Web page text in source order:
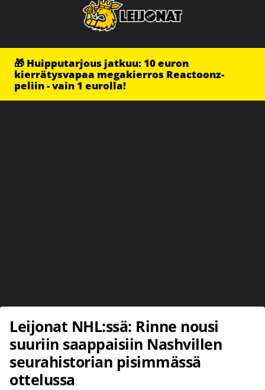
🎁 Huipputarjous jatkuu: 10 euron
kierrätysvapaa megakierros Reactoonz-
peliin - vain 1 eurolla!
Leijonat NHL:ssä: Rinne nousi
suuriin saappaisiin Nashvillen
seurahistorian pisimmässä
ottelussa